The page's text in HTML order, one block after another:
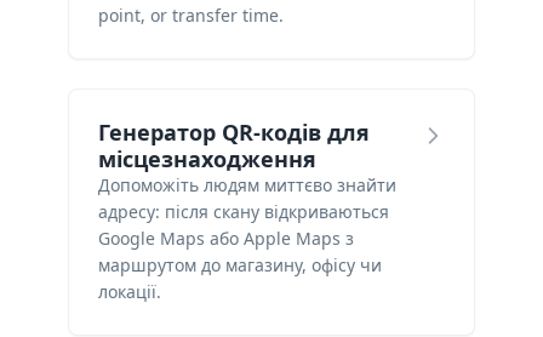
point, or transfer time.
Генератор QR-кодів для
місцезнаходження
Допоможіть людям миттєво знайти
адресу: після скану відкриваються
Google Maps або Apple Maps з
маршрутом до магазину, офісу чи
локації.